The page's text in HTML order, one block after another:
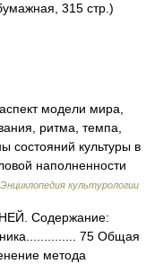
315 стр.)
модели мира,
ритма, темпа,
состояний культуры в
наполненности
Энциклопедия культурологии
Содержание:
75 Общая
метода